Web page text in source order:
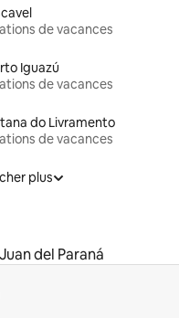
de vacances
Iguazú
de vacances
do Livramento
de vacances
plus
del Paraná